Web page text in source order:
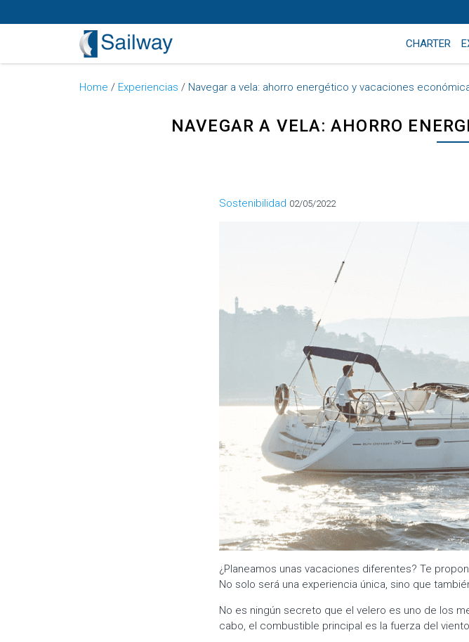
CHARTER
Home / Experiencias / Navegar a vela: ahorro energético y vacaciones
NAVEGAR A VELA: AHORRO
Categorías
Sostenibilidad 02/05/2022
¿Planeamos unas vacaciones diferentes? Te
No solo será una experiencia única, sino que
No es ningún secreto que el velero es uno de los
cabo, el combustible principal es la fuerza del